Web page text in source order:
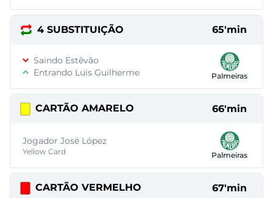
4 SUBSTITUIÇÃO 65'min
Saindo Estêvão
Entrando Luis Guilherme
Palmeiras
CARTÃO AMARELO 66'min
Jogador José López
Yellow Card Palmeiras
CARTÃO VERMELHO 67'min